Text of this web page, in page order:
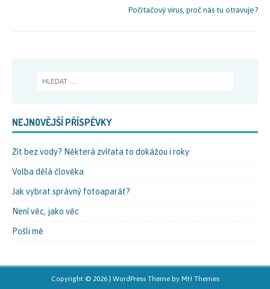
Počítačový virus, proč nás tu otravuje?
NEJNOVĚJŠÍ PŘÍSPĚVKY
Žít bez vody? Některá zvířata to dokážou i roky
Volba dělá člověka
Jak vybrat správný fotoaparát?
Není věc, jako věc
Pošli mě
Copyright © 2026 | WordPress Theme by MH Themes